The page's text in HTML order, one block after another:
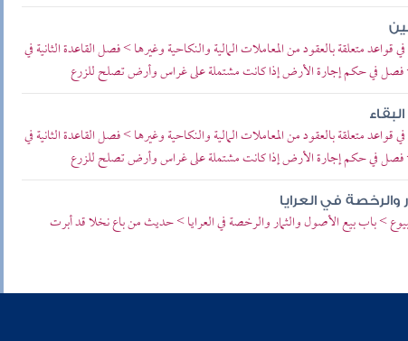
قواعد متعلقة بالعقود من المعاملات المالية والنكاحية وغيرها > فصل القاعدة الثانية في
> فصل في حكم إجارة الأرض إذا كانت مشتملة على غراس وأرض تصلح للزرع
قواعد متعلقة بالعقود من المعاملات المالية والنكاحية وغيرها > فصل القاعدة الثانية في
> فصل في حكم إجارة الأرض إذا كانت مشتملة على غراس وأرض تصلح للزرع
والرخصة في العرايا
> باب بيع الأصول والثمار والرخصة في العرايا > حديث من باع نخلا قد أبرت